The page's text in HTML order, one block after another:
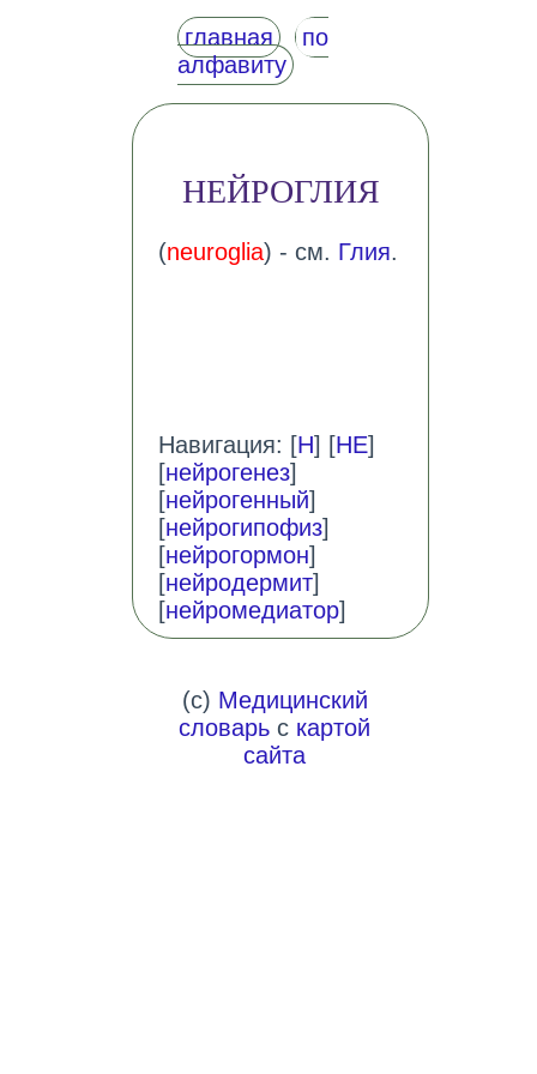
главная
по
алфавиту
НЕЙРОГЛИЯ
(neuroglia) - см. Глия.
Навигация: [Н] [НЕ]
[нейрогенез]
[нейрогенный]
[нейрогипофиз]
[нейрогормон]
[нейродермит]
[нейромедиатор]
(c) Медицинский
словарь с картой
сайта